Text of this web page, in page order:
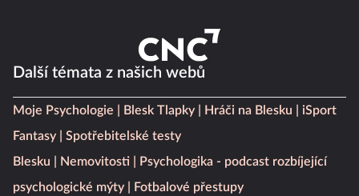
Další témata z našich webů
Moje Psychologie Blesk Tlapky Hráči na Blesku
iSport
Fantasy
Spotřebitelské testy
Blesku
Nemovitosti
Psychologika - podcast rozbíjející
psychologické mýty
Fotbalové přestupy